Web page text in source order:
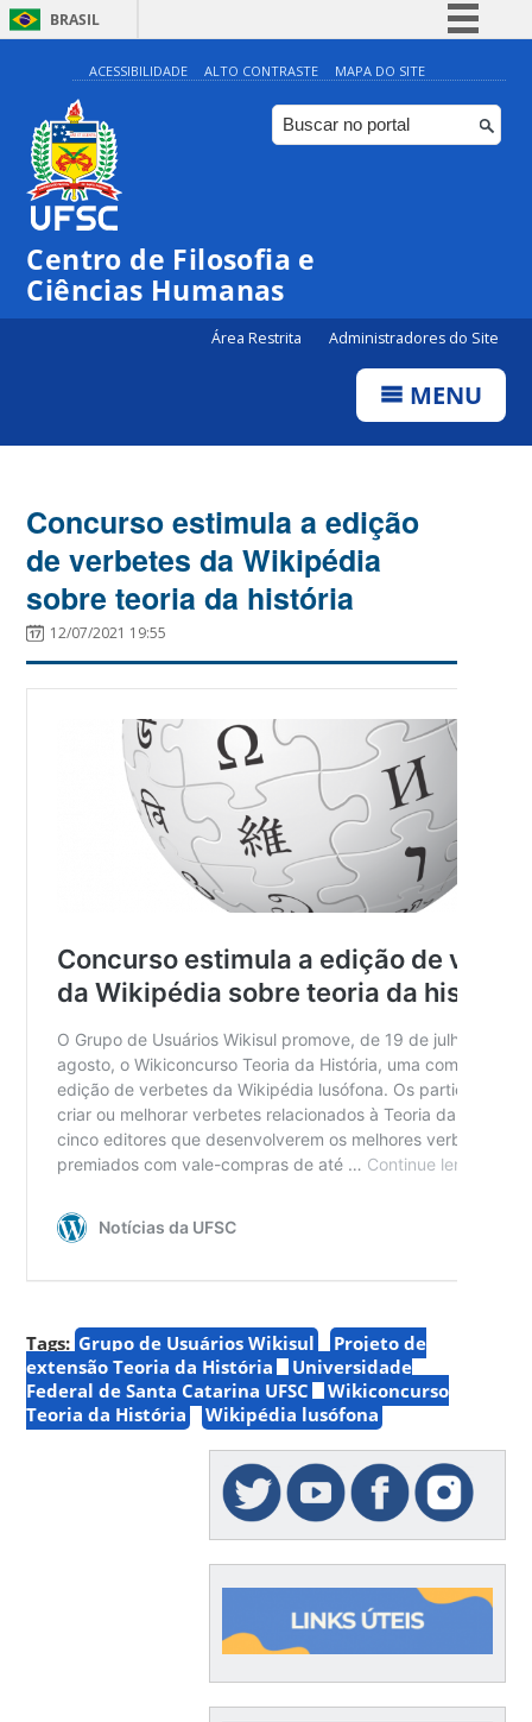
BRASIL
Simplifique!
Comunica BR
Participe
ACESSIBILIDADE ALTO CONTRASTE MAPA DO SITE
Centro de Filosofia e
Ciências Humanas
Área Restrita Administradores do Site
MENU
Concurso estimula a edição
de verbetes da Wikipédia
sobre teoria da história
12/07/2021 19:55
Tags: Grupo de Usuários Wikisul
Projeto de
extensão Teoria da História
Universidade
Federal de Santa Catarina UFSC
Wikiconcurso
Teoria da História
Wikipédia lusófona